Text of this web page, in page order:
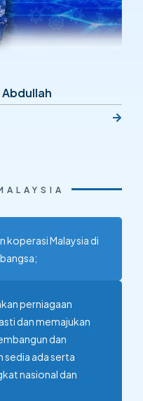
koperasi Malaysia di
perniagaan
dan memajukan
dan
ada serta
nasional dan